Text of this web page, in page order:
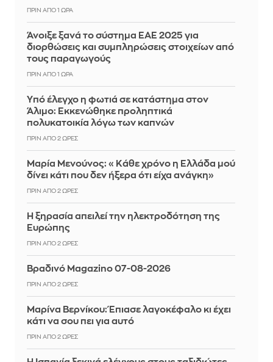
ΠΡΙΝ ΑΠΌ 1 ΏΡΑ
Άνοιξε ξανά το σύστημα ΕΑΕ 2025 για
διορθώσεις και συμπληρώσεις στοιχείων από
τους παραγωγούς
ΠΡΙΝ ΑΠΌ 1 ΏΡΑ
Yπό έλεγχο η φωτιά σε κατάστημα στον
Άλιμο: Εκκενώθηκε προληπτικά
πολυκατοικία λόγω των καπνών
ΠΡΙΝ ΑΠΌ 2 ΏΡΕΣ
Μαρία Μενούνος: «Κάθε χρόνο η Ελλάδα μού
δίνει κάτι που δεν ήξερα ότι είχα ανάγκη»
ΠΡΙΝ ΑΠΌ 2 ΏΡΕΣ
Η ξηρασία απειλεί την ηλεκτροδότηση της
Ευρώπης
ΠΡΙΝ ΑΠΌ 2 ΏΡΕΣ
Βραδινό Magazino 07-08-2026
ΠΡΙΝ ΑΠΌ 2 ΏΡΕΣ
Μαρίνα Βερνίκου: Έπιασε λαγοκέφαλο κι έχει
κάτι να σου πει για αυτό
ΠΡΙΝ ΑΠΌ 2 ΏΡΕΣ